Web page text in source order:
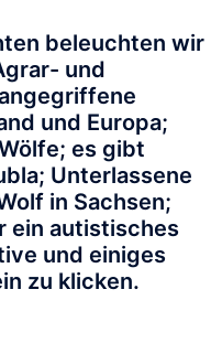
beleuchten wir
und
und Europa;
es gibt
Unterlassene
in Sachsen;
ein autistisches
und einiges
zu klicken.